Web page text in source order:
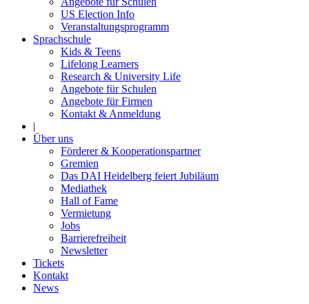
US Election Info
Veranstaltungsprogramm
Sprachschule
Kids & Teens
Lifelong Learners
Research & University Life
Angebote für Schulen
Angebote für Firmen
Kontakt & Anmeldung
|
Über uns
Förderer & Kooperationspartner
Gremien
Das DAI Heidelberg feiert Jubiläum
Mediathek
Hall of Fame
Vermietung
Jobs
Barrierefreiheit
Newsletter
Tickets
Kontakt
News